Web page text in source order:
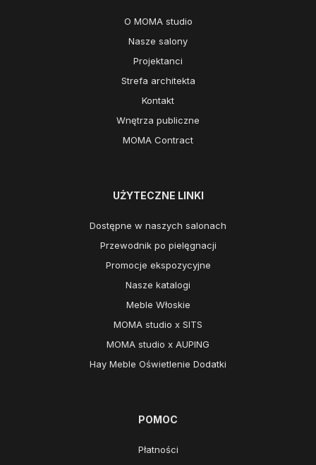
O MOMA studio
Nasze salony
Projektanci
Strefa architekta
Kontakt
Wnętrza publiczne
MOMA Contract
UŻYTECZNE LINKI
Dostępne w naszych salonach
Przewodnik po pielęgnacji
Promocje ekspozycyjne
Nasze katalogi
Meble Włoskie
MOMA studio x SITS
MOMA studio x AUPING
Hay Meble Oświetlenie Dodatki
POMOC
Płatności